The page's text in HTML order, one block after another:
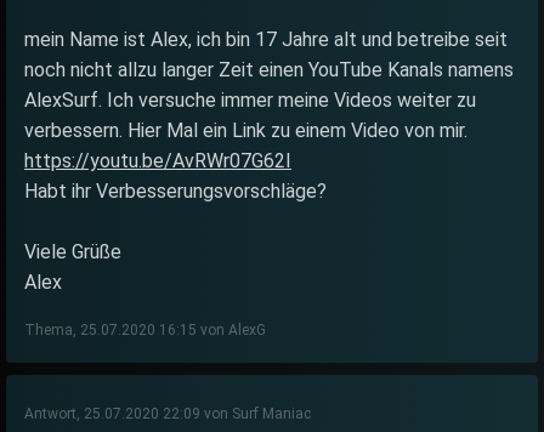
mein Name ist Alex, ich bin 17 Jahre alt und betreibe seit
noch nicht allzu langer Zeit einen YouTube Kanals namens
AlexSurf. Ich versuche immer meine Videos weiter zu
verbessern. Hier Mal ein Link zu einem Video von mir.
https://youtu.be/AvRWr07G62I
Habt ihr Verbesserungsvorschläge?
Viele Grüße
Alex
Thema, 25.07.2020 16:15 von AlexG
Antwort, 25.07.2020 22:09 von Surf Maniac